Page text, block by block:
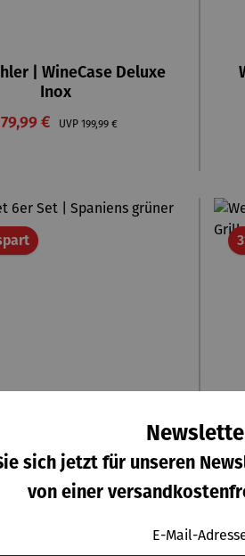
| WineCase Deluxe
Inox
€ UVP Regulärer Preis:
199,99 €
Rabatt
6er Set | Spaniens
sich jetzt für unseren
von einer
E-Mail-